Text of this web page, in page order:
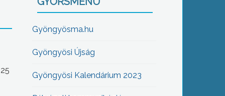
Gyöngyösma.hu
Gyöngyösi Újság
Gyöngyösi Kalendárium 2023